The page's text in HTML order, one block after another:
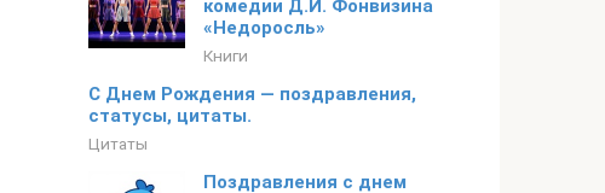
комедии Д.И. Фонвизина
«Недоросль»
Книги
С Днем Рождения — поздравления,
статусы, цитаты.
Цитаты
Поздравления с днем